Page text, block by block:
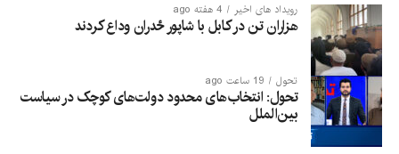
رویداد های اخیر 4 هفته ago
هزاران تن در کابل با شاپور ځدران وداع کردند
تحول 19 ساعت ago
تحول: انتخاب‌های محدود دولت‌های کوچک در سیاست
بین‌الملل